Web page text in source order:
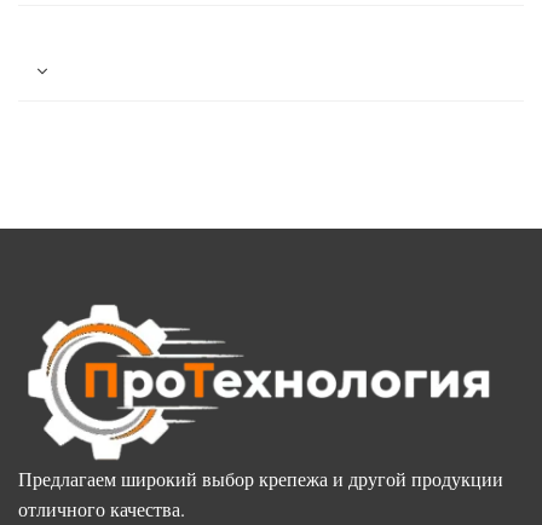
Предлагаем широкий выбор крепежа и другой продукции
отличного качества.